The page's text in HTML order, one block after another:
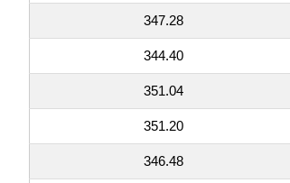
347.28
344.40
351.04
351.20
346.48